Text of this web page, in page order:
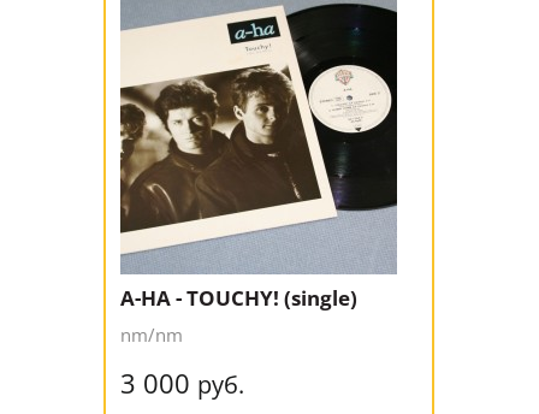
A-HA - TOUCHY! (single)
nm/nm
3 000 руб.